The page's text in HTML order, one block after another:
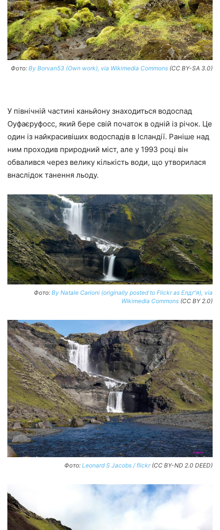
Фото: By Borvan53 (Own work), via Wikimedia Commons (CC BY-SA 3.0)
У північній частині каньйону знаходиться водоспад
Оуфаєруфосс, який бере свій початок в одній із річок. Це
один із найкрасивіших водоспадів в Ісландії. Раніше над
ним проходив природний міст, але у 1993 році він
обвалився через велику кількість води, що утворилася
внаслідок танення льоду.
Фото: By Natale Carioni (originally posted to Flickr as Елдґ’я), via
Wikimedia Commons (CC BY 2.0)
Фото: Leonard S Jacobs / flickr(CC BY-ND 2.0 DEED)